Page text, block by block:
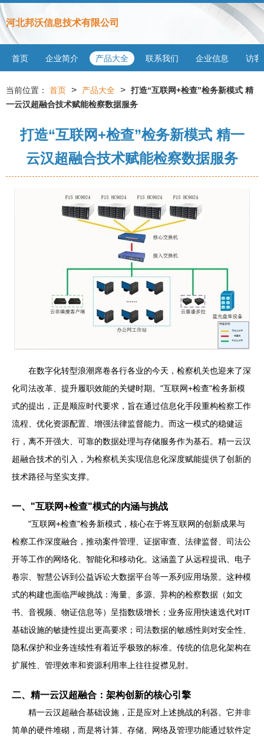
河北邦沃信息技术有限公司
首页 企业简介 产品大全 联系我们 企业信息 访客
当前位置： 首页 > 产品大全 > 打造“互联网+检查”检务新模式 精
一云汉超融合技术赋能检察数据服务
打造“互联网+检查”检务新模式 精一
云汉超融合技术赋能检察数据服务
在数字化转型浪潮席卷各行各业的今天，检察机关也迎来了深
化司法改革、提升履职效能的关键时期。"互联网+检查"检务新模
式的提出，正是顺应时代要求，旨在通过信息化手段重构检察工作
流程、优化资源配置、增强法律监督能力。而这一模式的稳健运
行，离不开强大、可靠的数据处理与存储服务作为基石。精一云汉
超融合技术的引入，为检察机关实现信息化深度赋能提供了创新的
技术路径与坚实支撑。
一、"互联网+检查"模式的内涵与挑战
"互联网+检查"检务新模式，核心在于将互联网的创新成果与
检察工作深度融合，推动案件管理、证据审查、法律监督、司法公
开等工作的网络化、智能化和移动化。这涵盖了从远程提讯、电子
卷宗、智慧公诉到公益诉讼大数据平台等一系列应用场景。这种模
式的构建也面临严峻挑战：海量、多源、异构的检察数据（如文
书、音视频、物证信息等）呈指数级增长；业务应用快速迭代对IT
基础设施的敏捷性提出更高要求；司法数据的敏感性则对安全性、
隐私保护和业务连续性有着近乎极致的标准。传统的信息化架构在
扩展性、管理效率和资源利用率上往往捉襟见肘。
二、精一云汉超融合：架构创新的核心引擎
精一云汉超融合基础设施，正是应对上述挑战的利器。它并非
简单的硬件堆砌，而是将计算、存储、网络及管理功能通过软件定